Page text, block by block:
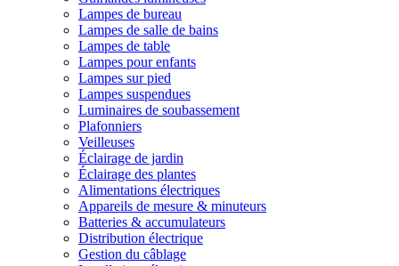
Lampes de bureau
Lampes de salle de bains
Lampes de table
Lampes pour enfants
Lampes sur pied
Lampes suspendues
Luminaires de soubassement
Plafonniers
Veilleuses
Éclairage de jardin
Éclairage des plantes
Alimentations électriques
Appareils de mesure & minuteurs
Batteries & accumulateurs
Distribution électrique
Gestion du câblage